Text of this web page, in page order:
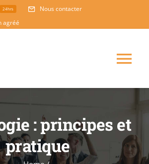
24hrs
Nous contacter
agréé
: principes et
pratique